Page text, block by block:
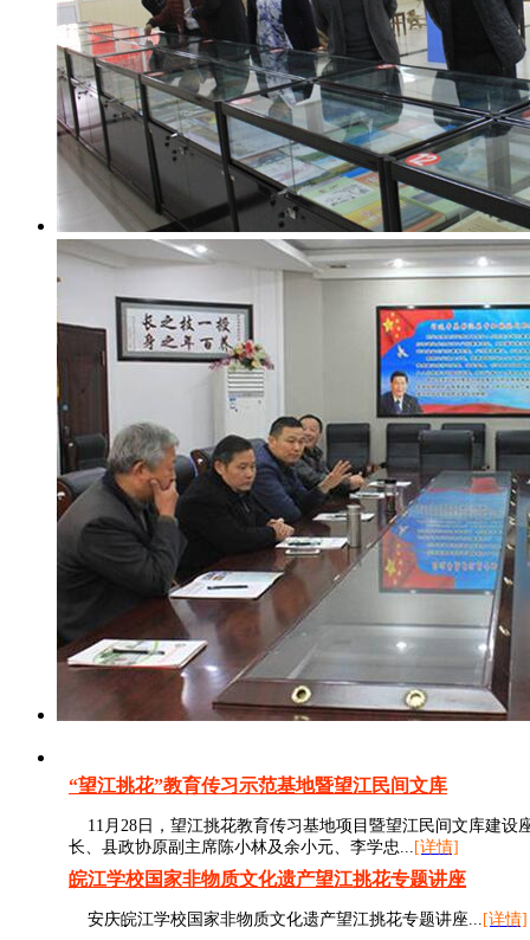
“望江挑花”教育传习示范基地暨望江民间文库
11月28日，望江挑花教育传习基地项目暨望江民间文库建设
长、县政协原副主席陈小林及余小元、李学忠... [详情]
皖江学校国家非物质文化遗产望江挑花专题讲座
安庆皖江学校国家非物质文化遗产望江挑花专题讲座... [详情]